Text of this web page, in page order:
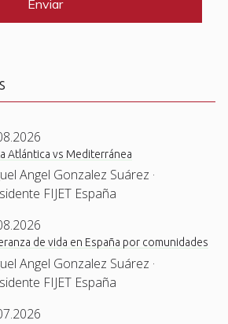
Atlántica vs Mediterránea
Angel Gonzalez Suárez ·
FIJET España
de vida en España por comunidades
Angel Gonzalez Suárez ·
FIJET España